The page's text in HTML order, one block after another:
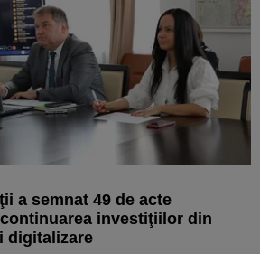
a semnat 49 de acte
investiţiilor din
digitalizare